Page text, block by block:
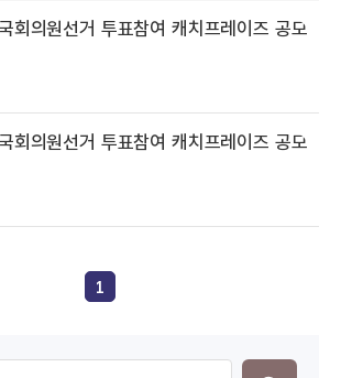
회의원선거 투표참여 캐치프레이즈 공모
회의원선거 투표참여 캐치프레이즈 공모
1